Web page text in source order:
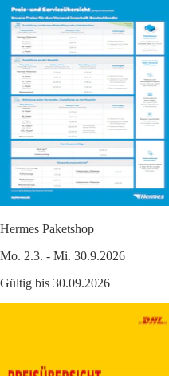
Hermes Paketshop
Mo. 2.3. - Mi. 30.9.2026
Gültig bis 30.09.2026